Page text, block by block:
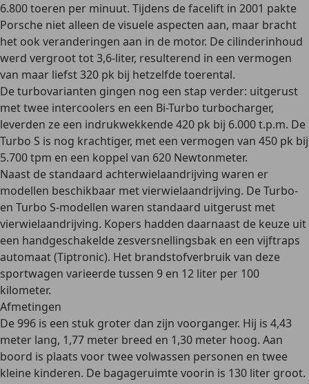
6.800 toeren per minuut. Tijdens de facelift in 2001 pakte
Porsche niet alleen de visuele aspecten aan, maar bracht
het ook veranderingen aan in de motor. De cilinderinhoud
werd vergroot tot3,6-liter, resulterend in een vermogen
van maar liefst320 pk bij hetzelfde toerental.
De turbovarianten gingen nog een stap verder: uitgerust
met twee intercoolers en een Bi-Turbo turbocharger,
leverden ze een indrukwekkende420 pk bij 6.000 t.p.m. De
Turbo S is nog krachtiger, met een vermogen van 450 pk bij
5.700 tpm en een koppel van 620 Newtonmeter.
Naast de standaard achterwielaandrijving waren er
modellen beschikbaar metvierwielaandrijving. De Turbo-
en Turbo S-modellen waren standaard uitgerust met
vierwielaandrijving. Kopers hadden daarnaast de keuze uit
een handgeschakeldezesversnellingsbak en een vijftraps
automaat (Tiptronic). Het brandstofverbruik van deze
sportwagen varieerde tussen 9 en 12 liter per 100
kilometer.
Afmetingen
De 996 is een stuk groter dan zijn voorganger. Hij is 4,43
meter lang, 1,77 meter breed en 1,30 meter hoog. Aan
boord is plaats voor twee volwassen personen en twee
kleine kinderen. De bagageruimte voorin is 130 liter groot.